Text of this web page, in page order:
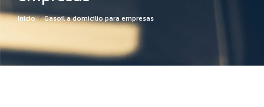
Estás aquí:
Inicio Gasoil a domicilio para empresas